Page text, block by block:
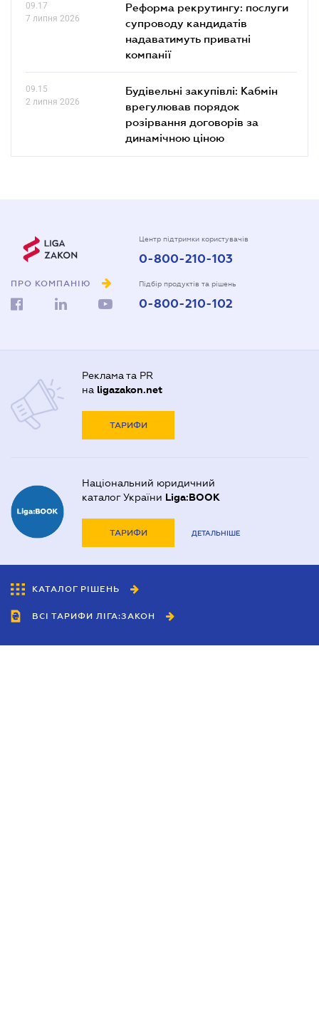
09.17
7 липня 2026
Реформа рекрутингу: послуги
супроводу кандидатів
надаватимуть приватні
компанії
09.15
2 липня 2026
Будівельні закупівлі: Кабмін
врегулював порядок
розірвання договорів за
динамічною ціною
ПРО КОМПАНІЮ
Центр підтримки користувачів
0-800-210-103
Підбір продуктів та рішень
0-800-210-102
Реклама та PR
на ligazakon.net
ТАРИФИ
Національний юридичний
каталог України Liga:BOOK
ТАРИФИ ДЕТАЛЬНІШЕ
КАТАЛОГ РІШЕНЬ
ВСІ ТАРИФИ ЛІГА:ЗАКОН